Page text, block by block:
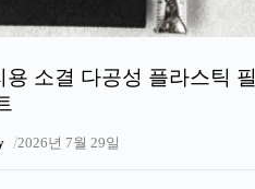
용 소결 다공성 플라스틱 필
/2026년 7월 29일